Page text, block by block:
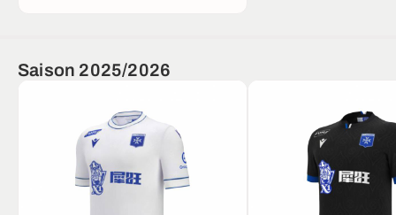
Saison 2025/2026